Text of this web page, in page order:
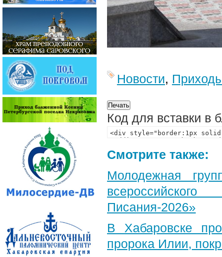
Новости,
Код для вставки в
Смотрите также:
Молодежная
Писания-2026»
В Хабаровске
пророка Илии,